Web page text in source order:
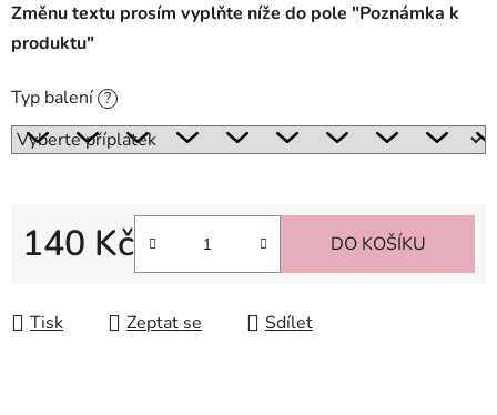
Změnu textu prosím vyplňte níže do pole "Poznámka k
produktu"
Typ balení ?
140 Kč DO KOŠÍKU
Tisk Zeptat se Sdílet